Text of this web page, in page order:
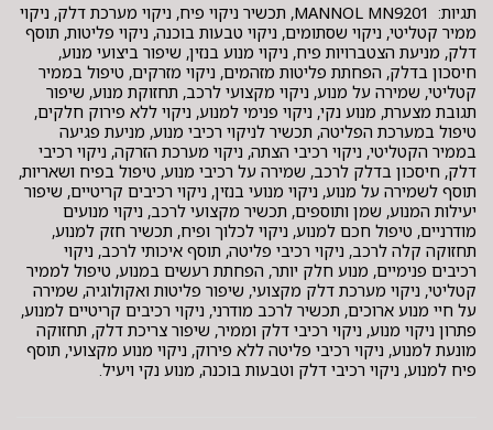
תגיות: MANNOL MN9201, תכשיר ניקוי פיח, ניקוי מערכת דלק, ניקוי
ממיר קטליטי, ניקוי שסתומים, ניקוי טבעות בוכנה, ניקוי פליטות, תוסף
דלק, מניעת הצטברויות פיח, ניקוי מנוע בנזין, שיפור ביצועי מנוע,
חיסכון בדלק, הפחתת פליטות מזהמים, ניקוי מזרקים, טיפול בממיר
קטליטי, שמירה על מנוע, ניקוי מקצועי לרכב, תחזוקת מנוע, שיפור
תגובת מצערת, מנוע נקי, ניקוי פנימי למנוע, ניקוי ללא פירוק חלקים,
טיפול במערכת הפליטה, תכשיר לניקוי רכיבי מנוע, מניעת פגיעה
בממיר הקטליטי, ניקוי רכיבי הצתה, ניקוי מערכת הזרקה, ניקוי רכיבי
דלק, חיסכון בדלק לרכב, שמירה על רכיבי מנוע, טיפול בפיח ושאריות,
תוסף לשמירה על מנוע, ניקוי מנועי בנזין, ניקוי רכיבים קריטיים, שיפור
יעילות המנוע, שמן ותוספים, תכשיר מקצועי לרכב, ניקוי מנועים
מודרניים, טיפול חכם למנוע, ניקוי לכלוך ופיח, תכשיר חזק למנוע,
תחזוקה קלה לרכב, ניקוי רכיבי פליטה, תוסף איכותי לרכב, ניקוי
רכיבים פנימיים, מנוע חלק יותר, הפחתת רעשים במנוע, טיפול לממיר
קטליטי, ניקוי מערכת דלק מקצועי, שיפור פליטות ואקולוגיה, שמירה
על חיי מנוע ארוכים, תכשיר לרכב מודרני, ניקוי רכיבים קריטיים למנוע,
פתרון ניקוי מנוע, ניקוי רכיבי דלק וממיר, שיפור צריכת דלק, תחזוקה
מונעת למנוע, ניקוי רכיבי פליטה ללא פירוק, ניקוי מנוע מקצועי, תוסף
פיח למנוע, ניקוי רכיבי דלק וטבעות בוכנה, מנוע נקי ויעיל.